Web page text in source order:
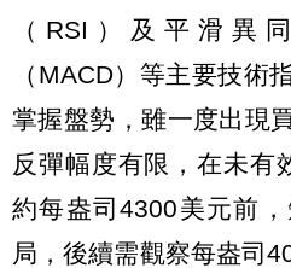
（RSI）及平滑異
（MACD）等主要技術
掌握盤勢，雖一度出現
反彈幅度有限，在未有
約每盎司4300美元前
局，後續需觀察每盎司